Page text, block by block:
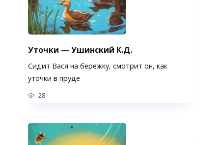
Уточки — Ушинский К.Д.
Сидит Вася на бережку, смотрит он, как
уточки в пруде
28